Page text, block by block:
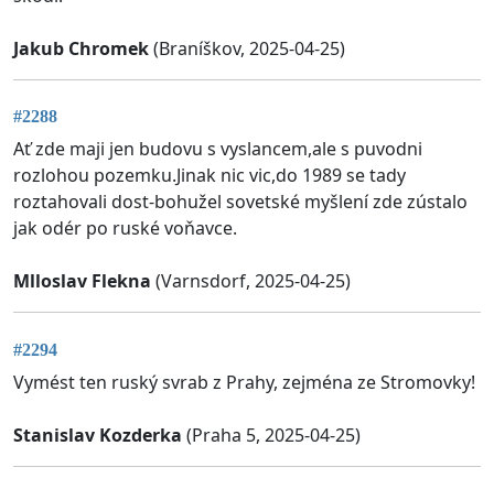
Jakub Chromek(Braníškov, 2025-04-25)
#2288
Ať zde maji jen budovu s vyslancem,ale s puvodni
rozlohou pozemku.Jinak nic vic,do 1989 se tady
roztahovali dost-bohužel sovetské myšlení zde zústalo
jak odér po ruské voňavce.
Mlloslav Flekna (Varnsdorf, 2025-04-25)
#2294
Vymést ten ruský svrab z Prahy, zejména ze Stromovky!
Stanislav Kozderka (Praha 5, 2025-04-25)